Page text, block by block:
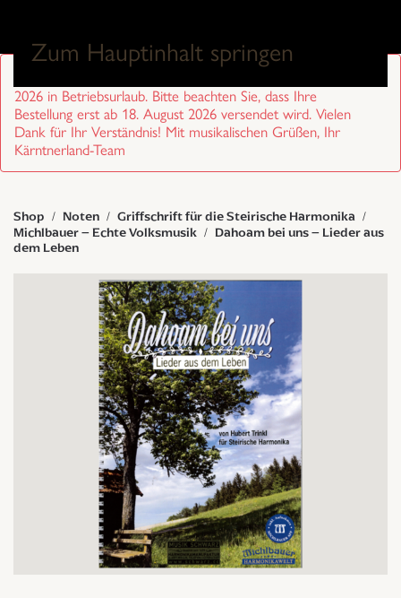
Zum Hauptinhalt springen
2026 in Betriebsurlaub. Bitte beachten Sie, dass Ihre
Bestellung erst ab 18. August 2026 versendet wird. Vielen
Dank für Ihr Verständnis! Mit musikalischen Grüßen, Ihr
Kärntnerland-Team
Shop Noten
Griffschrift für die Steirische Harmonika
Michlbauer – Echte Volksmusik
Dahoam bei uns – Lieder aus
dem Leben